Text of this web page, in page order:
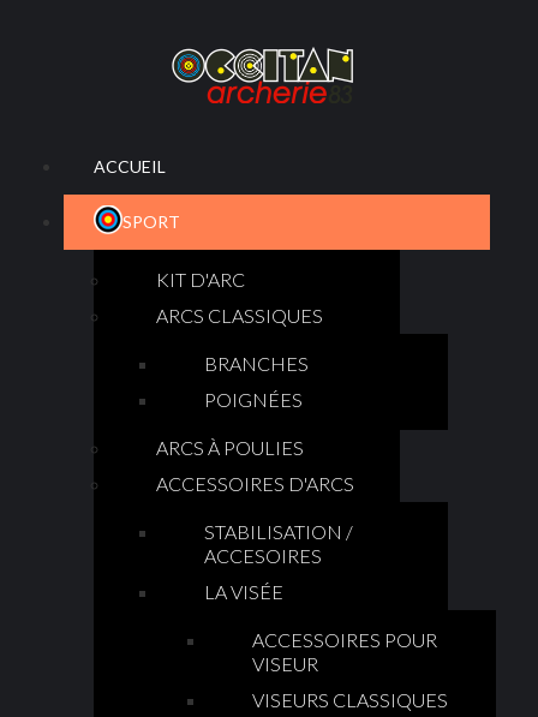
ACCUEIL
SPORT
KIT D'ARC
ARCS CLASSIQUES
BRANCHES
POIGNÉES
ARCS À POULIES
ACCESSOIRES D'ARCS
STABILISATION /
ACCESOIRES
LA VISÉE
ACCESSOIRES POUR
VISEUR
VISEURS CLASSIQUES